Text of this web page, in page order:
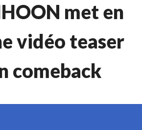
met en
vidéo teaser
comeback